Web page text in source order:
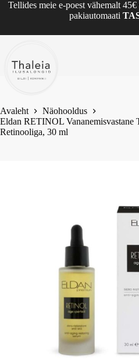
Tellides meie e-poest vähemalt
pakiautomaati
Avaleht
Näohooldus
Eldan RETINOL Vananemisvastane
Retinooliga, 30 ml